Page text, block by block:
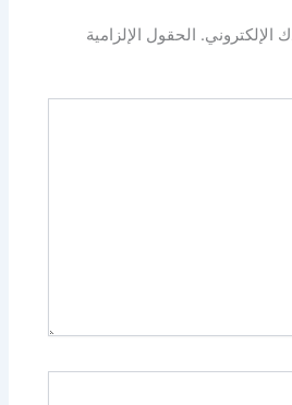
الإلكتروني.
الحقول الإلزامية